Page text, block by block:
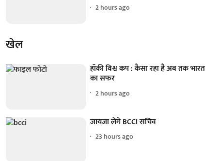
2 hours ago
खेल
हॉकी विश्व कप : कैसा रहा है अब तक भारत
का सफर
2 hours ago
जायजा लेंगे BCCI सचिव
23 hours ago